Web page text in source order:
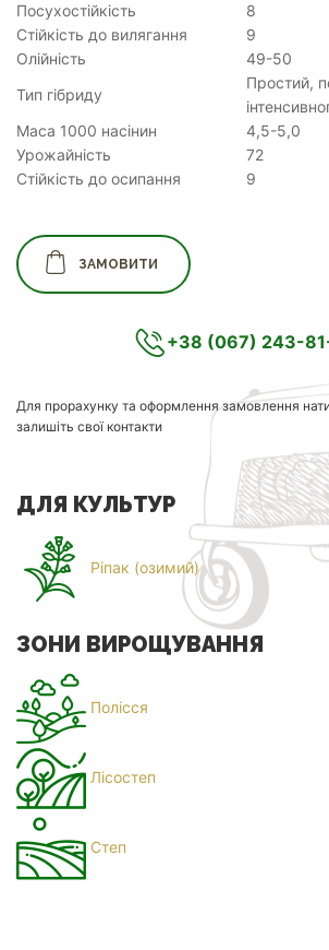
Посухостійкість
8
Стійкість до вилягання
9
Олійність
49-50
Тип гібриду
Простий,
Маса 1000 насінин
4,5-5,0
Урожайність
72
Стійкість до осипання
9
ЗАМОВИТИ
+38 (067) 243-
Для прорахунку та оформлення замовлення
залишіть свої контакти
ДЛЯ КУЛЬТУР
Ріпак (озимий)
ЗОНИ ВИРОЩУВАННЯ
Полісся
Лісостеп
Степ